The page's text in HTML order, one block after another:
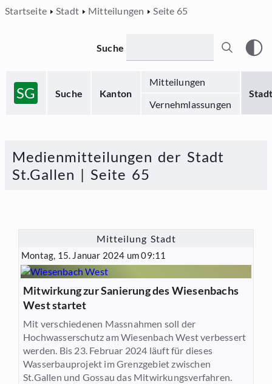
Startseite Stadt Mitteilungen Seite 65
SG Suche Kanton
Mitteilungen
Stadt
Vernehmlassungen
Suche
Medienmitteilungen der Stadt
St.Gallen | Seite 65
Mitteilung Stadt
Montag, 15. Januar 2024 um 09:11
Mitwirkung zur Sanierung des Wiesenbachs
West startet
Mit verschiedenen Massnahmen soll der
Hochwasserschutz am Wiesenbach West verbessert
werden. Bis 23. Februar 2024 läuft für dieses
Wasserbauprojekt im Grenzgebiet zwischen
St.Gallen und Gossau das Mitwirkungsverfahren.